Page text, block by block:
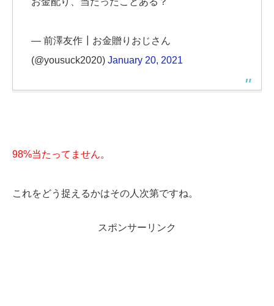
— 前澤友作┃お金贈りおじさん
(@yousuck2020) January 20, 2021
98%当たってません。
これをどう捉えるかはその人次第ですね。
スポンサーリンク